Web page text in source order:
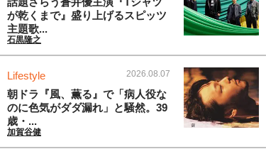
が乾くまで』盛り上げるスピッツ
主題歌...
石黒隆之
Lifestyle 2026.08.07
朝ドラ『風、薫る』で「病人役な
のに色気がダダ漏れ」と騒然。39
歳・...
加賀谷健